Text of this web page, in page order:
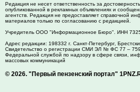
Редакция не несет ответственность за
опубликованной в рекламных объявлениях и
агентств. Редакция не предоставляет справочной
материалов только по согласованию с редакцией.
Учредитель ООО "Информационное Бюро". ИНН
Адрес редакции: 198332 г. Санкт-Петербург,
Свидетельство о регистрации СМИ ЭЛ № ФС 77 –
Федеральной службой по надзору в сфере связи,
массовых коммуникаций
© 2026. "Первый пензенский портал"